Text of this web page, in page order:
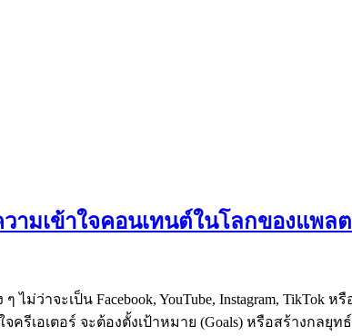
วามเข้าใจคอนเทนต์ในโลกของแพล
ม่ว่าจะเป็น Facebook, YouTube, Instagram,
อเตอร์ จะต้องตั้งเป้าหมาย (Goals) หรือสร้างกลยุท